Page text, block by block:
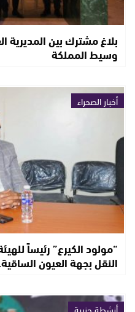
بلاغ مشترك بين
وسيط المملكة
أخبار الصحراء
“مولود الكيرع” رئيساً
النقل بجهة العيون